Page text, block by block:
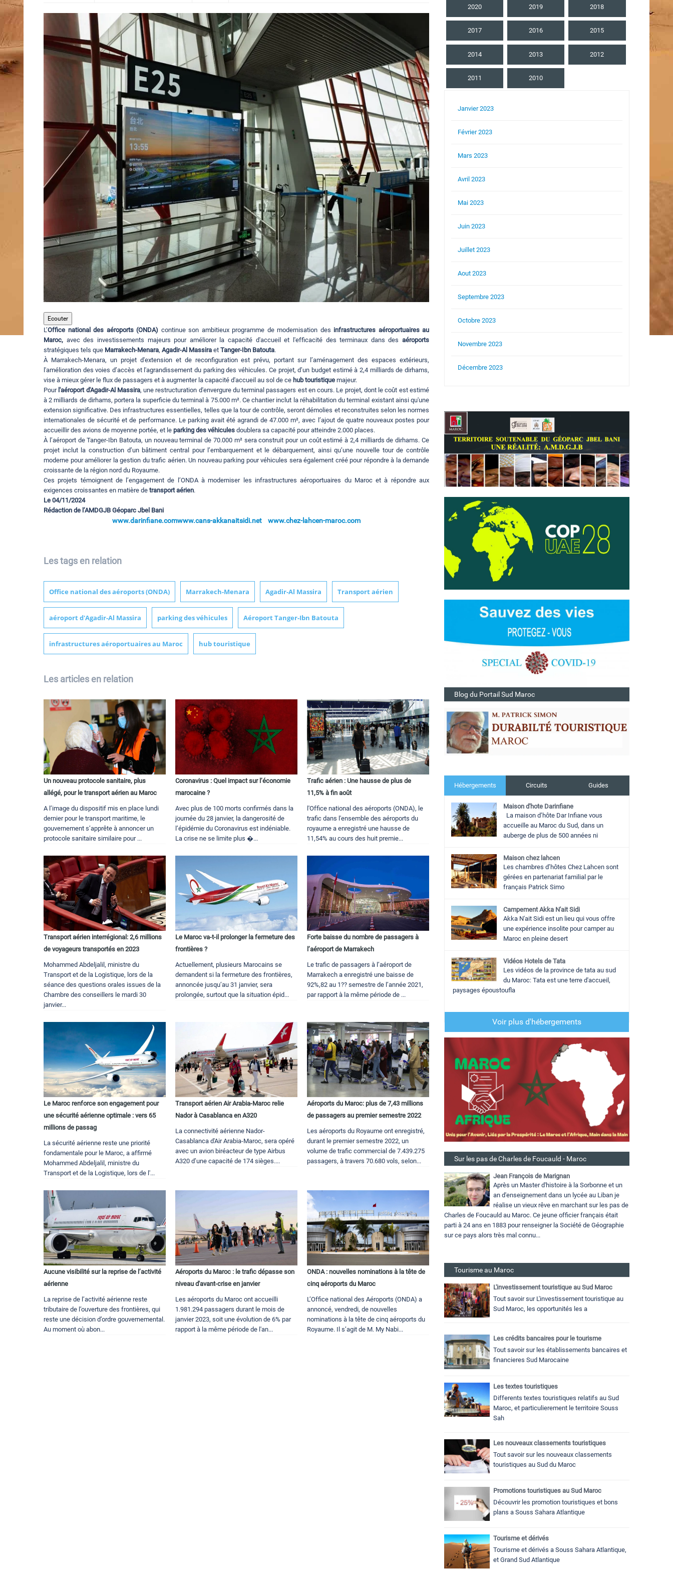
Ecouter
L’Office national des aéroports (ONDA) continue son ambitieux programme de modernisation des infrastructures aéroportuaires au
Maroc, avec des investissements majeurs pour améliorer la capacité d'accueil et l'efficacité des terminaux dans des aéroports
stratégiques tels que Marrakech-Menara, Agadir-Al Massira et Tanger-Ibn Batouta.
À Marrakech-Menara, un projet d'extension et de reconfiguration est prévu, portant sur l’aménagement des espaces extérieurs,
l'amélioration des voies d’accès et l'agrandissement du parking des véhicules. Ce projet, d’un budget estimé à 2,4 milliards de dirhams,
vise à mieux gérer le flux de passagers et à augmenter la capacité d'accueil au sol de ce hub touristique majeur.
Pour l'aéroport d'Agadir-Al Massira, une restructuration d'envergure du terminal passagers est en cours. Le projet, dont le coût est estimé
à 2 milliards de dirhams, portera la superficie du terminal à 75.000 m². Ce chantier inclut la réhabilitation du terminal existant ainsi qu'une
extension significative. Des infrastructures essentielles, telles que la tour de contrôle, seront démolies et reconstruites selon les normes
internationales de sécurité et de performance. Le parking avait été agrandi de 47.000 m², avec l’ajout de quatre nouveaux postes pour
accueillir des avions de moyenne portée, et le parking des véhicules doublera sa capacité pour atteindre 2.000 places.
À l’aéroport de Tanger-Ibn Batouta, un nouveau terminal de 70.000 m² sera construit pour un coût estimé à 2,4 milliards de dirhams. Ce
projet inclut la construction d’un bâtiment central pour l’embarquement et le débarquement, ainsi qu’une nouvelle tour de contrôle
moderne pour améliorer la gestion du trafic aérien. Un nouveau parking pour véhicules sera également créé pour répondre à la demande
croissante de la région nord du Royaume.
Ces projets témoignent de l’engagement de l’ONDA à moderniser les infrastructures aéroportuaires du Maroc et à répondre aux
exigences croissantes en matière de transport aérien.
Le 04/11/2024
Rédaction de l’AMDGJB Géoparc Jbel Bani
www.darinfiane.comwww.cans-akkanaitsidi.net www.chez-lahcen-maroc.com
Les tags en relation
Office national des aéroports (ONDA) Marrakech-Menara Agadir-Al Massira Transport aérien
aéroport d'Agadir-Al Massira parking des véhicules Aéroport Tanger-Ibn Batouta
infrastructures aéroportuaires au Maroc hub touristique
Les articles en relation
Un nouveau protocole sanitaire, plus
allégé, pour le transport aérien au Maroc
A l’image du dispositif mis en place lundi
dernier pour le transport maritime, le
gouvernement s’apprête à annoncer un
protocole sanitaire similaire pour ...
Coronavirus : Quel impact sur l’économie
marocaine ?
Avec plus de 100 morts confirmés dans la
journée du 28 janvier, la dangerosité de
l’épidémie du Coronavirus est indéniable.
La crise ne se limite plus �...
Trafic aérien : Une hausse de plus de
11,5% à fin août
l'Office national des aéroports (ONDA), le
trafic dans l'ensemble des aéroports du
royaume a enregistré une hausse de
11,54% au cours des huit premie...
Transport aérien interrégional: 2,6 millions
de voyageurs transportés en 2023
Mohammed Abdeljalil, ministre du
Transport et de la Logistique, lors de la
séance des questions orales issues de la
Chambre des conseillers le mardi 30
janvier...
Le Maroc va-t-il prolonger la fermeture des
frontières ?
Actuellement, plusieurs Marocains se
demandent si la fermeture des frontières,
annoncée jusqu’au 31 janvier, sera
prolongée, surtout que la situation épid...
Forte baisse du nombre de passagers à
l’aéroport de Marrakech
Le trafic de passagers à l’aéroport de
Marrakech a enregistré une baisse de
92%,82 au 1?? semestre de l’année 2021,
par rapport à la même période de ...
Le Maroc renforce son engagement pour
une sécurité aérienne optimale : vers 65
millions de passag
La sécurité aérienne reste une priorité
fondamentale pour le Maroc, a affirmé
Mohammed Abdeljalil, ministre du
Transport et de la Logistique, lors de l'...
Transport aérien Air Arabia-Maroc relie
Nador à Casablanca en A320
La connectivité aérienne Nador-
Casablanca d'Air Arabia-Maroc, sera opéré
avec un avion biréacteur de type Airbus
A320 d’une capacité de 174 sièges....
Aéroports du Maroc: plus de 7,43 millions
de passagers au premier semestre 2022
Les aéroports du Royaume ont enregistré,
durant le premier semestre 2022, un
volume de trafic commercial de 7.439.275
passagers, à travers 70.680 vols, selon...
Aucune visibilité sur la reprise de l’activité
aérienne
La reprise de l’activité aérienne reste
tributaire de l’ouverture des frontières, qui
reste une décision d’ordre gouvernemental.
Au moment où abon...
Aéroports du Maroc : le trafic dépasse son
niveau d'avant-crise en janvier
Les aéroports du Maroc ont accueilli
1.981.294 passagers durant le mois de
janvier 2023, soit une évolution de 6% par
rapport à la même période de l'an...
ONDA : nouvelles nominations à la tête de
cinq aéroports du Maroc
L’Office national des Aéroports (ONDA) a
annoncé, vendredi, de nouvelles
nominations à la tête de cinq aéroports du
Royaume. Il s’agit de M. My Nabi...
2020 2019 2018
2017 2016 2015
2014 2013 2012
2011 2010
Janvier 2023
Février 2023
Mars 2023
Avril 2023
Mai 2023
Juin 2023
Juillet 2023
Aout 2023
Septembre 2023
Octobre 2023
Novembre 2023
Décembre 2023
Blog du Portail Sud Maroc
Hébergements Circuits Guides
Maison d'hote Darinfiane
La maison d’hôte Dar Infiane vous
accueille au Maroc du Sud, dans un
auberge de plus de 500 années ni
Maison chez lahcen
Les chambres d’hôtes Chez Lahcen sont
gérées en partenariat familial par le
français Patrick Simo
Campement Akka N'ait Sidi
Akka N'ait Sidi est un lieu qui vous offre
une expérience insolite pour camper au
Maroc en pleine desert
Vidéos Hotels de Tata
Les vidéos de la province de tata au sud
du Maroc: Tata est une terre d'accueil,
paysages époustoufla
Voir plus d'hébergements
Sur les pas de Charles de Foucauld - Maroc
Jean François de Marignan
Après un Master d'histoire à la Sorbonne et un
an d'enseignement dans un lycée au Liban je
réalise un vieux rêve en marchant sur les pas de
Charles de Foucauld au Maroc. Ce jeune officier français était
parti à 24 ans en 1883 pour renseigner la Société de Géographie
sur ce pays alors très mal connu...
Tourisme au Maroc
L'investissement touristique au Sud Maroc
Tout savoir sur L'investissement touristique au
Sud Maroc, les opportunités les a
Les crédits bancaires pour le tourisme
Tout savoir sur les établissements bancaires et
financieres Sud Marocaine
Les textes touristiques
Differents textes touristiques relatifs au Sud
Maroc, et particulierement le territoire Souss
Sah
Les nouveaux classements touristiques
Tout savoir sur les nouveaux classements
touristiques au Sud du Maroc
Promotions touristiques au Sud Maroc
Découvrir les promotion touristiques et bons
plans a Souss Sahara Atlantique
Tourisme et dérivés
Tourisme et dérivés a Souss Sahara Atlantique,
et Grand Sud Atlantique